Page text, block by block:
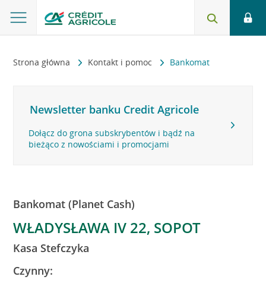
Strona główna Kontakt i pomoc Bankomat
Newsletter banku Credit Agricole
Dołącz do grona subskrybentów i bądź na
bieżąco z nowościami i promocjami
Bankomat (Planet Cash)
WŁADYSŁAWA IV 22, SOPOT
Kasa Stefczyka
Czynny: